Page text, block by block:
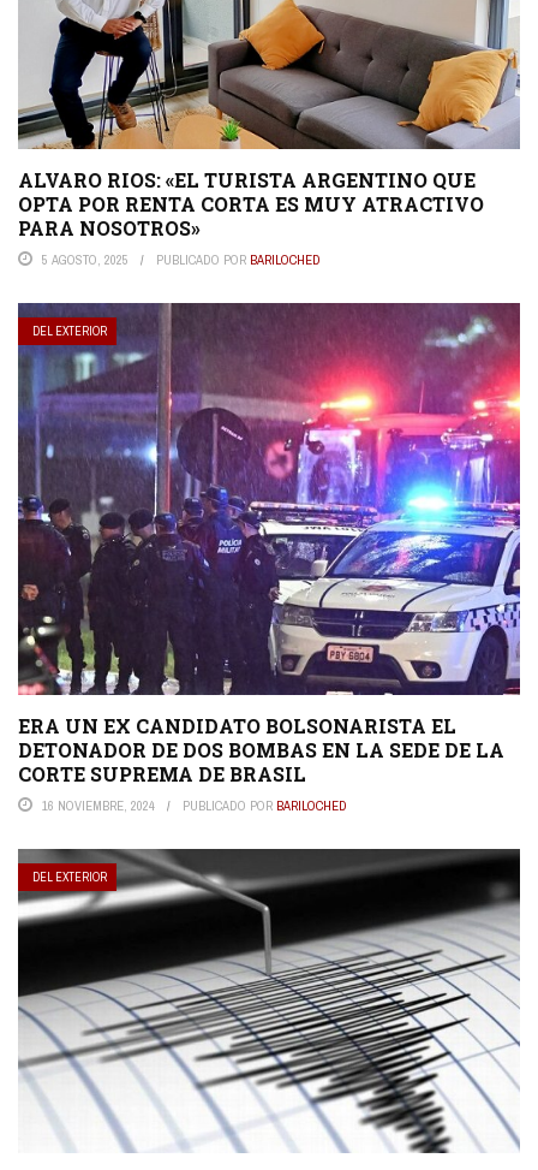
ALVARO RIOS: «EL TURISTA ARGENTINO QUE
OPTA POR RENTA CORTA ES MUY ATRACTIVO
PARA NOSOTROS»
5 AGOSTO, 2025 PUBLICADO POR BARILOCHED
DEL EXTERIOR
ERA UN EX CANDIDATO BOLSONARISTA EL
DETONADOR DE DOS BOMBAS EN LA SEDE DE LA
CORTE SUPREMA DE BRASIL
16 NOVIEMBRE, 2024 PUBLICADO POR BARILOCHED
DEL EXTERIOR